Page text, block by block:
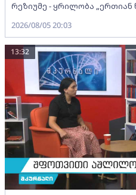
რეზიუმე - ყრილობა
2026/08/05 20:03
13:32